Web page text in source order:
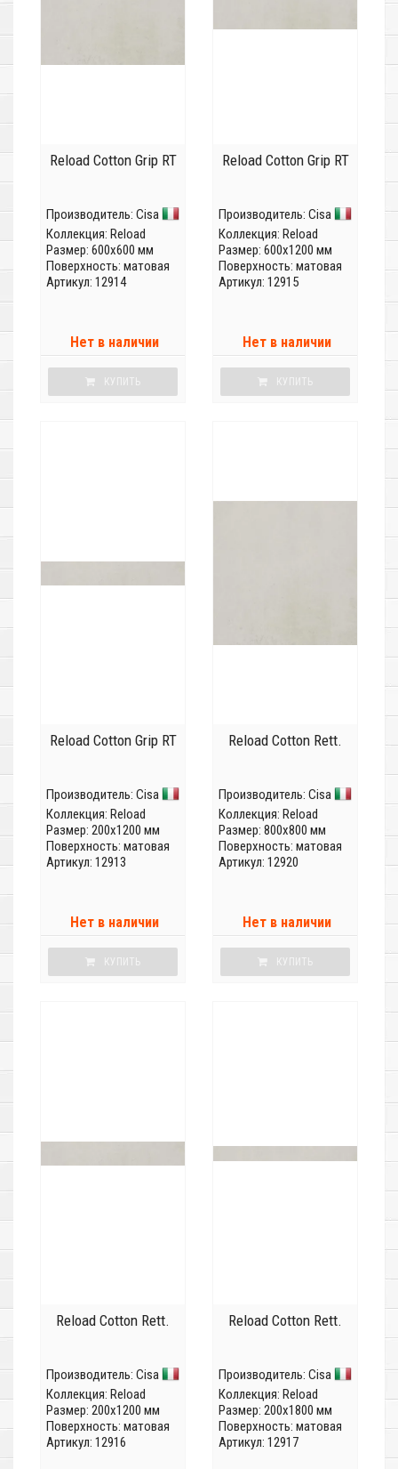
Reload Cotton Grip RT
Производитель: Cisa
Коллекция: Reload
Размер: 600x600 мм
Поверхность: матовая
Артикул: 12914
Нет в наличии
КУПИТЬ
Reload Cotton Grip RT
Производитель: Cisa
Коллекция: Reload
Размер: 600x1200 мм
Поверхность: матовая
Артикул: 12915
Нет в наличии
КУПИТЬ
Reload Cotton Grip RT
Производитель: Cisa
Коллекция: Reload
Размер: 200x1200 мм
Поверхность: матовая
Артикул: 12913
Нет в наличии
КУПИТЬ
Reload Cotton Rett.
Производитель: Cisa
Коллекция: Reload
Размер: 800x800 мм
Поверхность: матовая
Артикул: 12920
Нет в наличии
КУПИТЬ
Reload Cotton Rett.
Производитель: Cisa
Коллекция: Reload
Размер: 200x1200 мм
Поверхность: матовая
Артикул: 12916
Reload Cotton Rett.
Производитель: Cisa
Коллекция: Reload
Размер: 200x1800 мм
Поверхность: матовая
Артикул: 12917